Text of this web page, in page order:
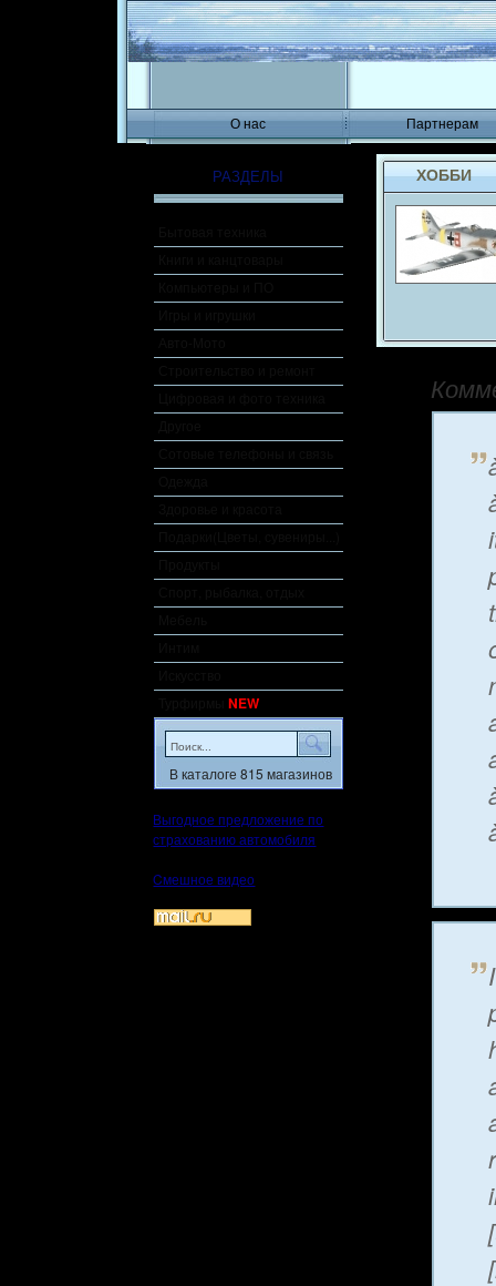
О нас Партнерам
РАЗДЕЛЫ
ТурфирмыNEW
В каталоге 815 магазинов
Выгодное предложение по
страхованию автомобиля
Cмешное видео
ХОББИ